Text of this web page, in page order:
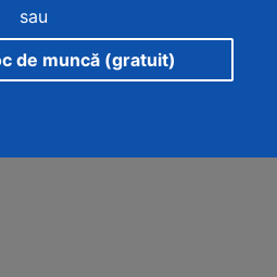
sau
de muncă (gratuit)